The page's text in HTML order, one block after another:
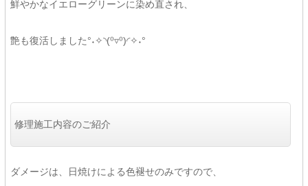
鮮やかなイエローグリーンに染め直され、
艶も復活しました°˖✧◝(⁰▿⁰)◜✧˖°
修理施工内容のご紹介
ダメージは、日焼けによる色褪せのみですので、